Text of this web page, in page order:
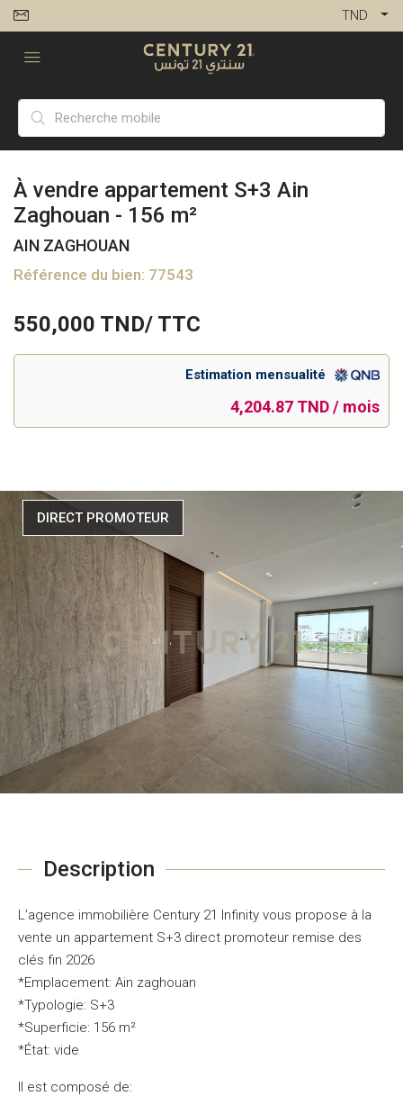
TND
À vendre appartement S+3 Ain
Zaghouan - 156 m²
AIN ZAGHOUAN
Référence du bien: 77543
550,000 TND/ TTC
Estimation mensualité
4,204.87 TND / mois
DIRECT PROMOTEUR
Description
L’agence immobilière Century 21 Infinity vous propose à la
vente un appartement S+3 direct promoteur remise des
clés fin 2026
*Emplacement: Ain zaghouan
*Typologie: S+3
*Superficie: 156 m²
*État: vide
Il est composé de: